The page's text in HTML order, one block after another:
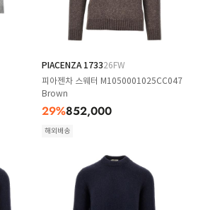
PIACENZA 173326FW
피아젠차 스웨터 M1050001025CC047
Brown
29%852,000
해외배송